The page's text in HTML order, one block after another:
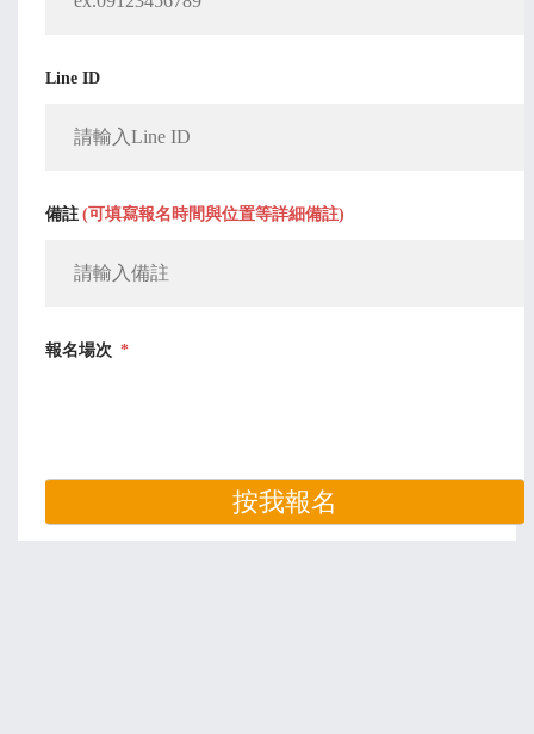
Line ID
備註 (可填寫報名時間與位置等詳細備註)
報名場次 *
按我報名